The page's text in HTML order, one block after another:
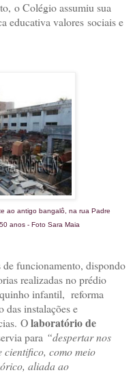
o Colégio assumiu sua
educativa valores sociais e
ao antigo bangalô, na rua Padre
anos - Foto Sara Maia
de funcionamento, dispondo
realizadas no prédio
infantil, reforma
das instalações e
Olaboratório de
para “despertar nos
como meio
aliada ao